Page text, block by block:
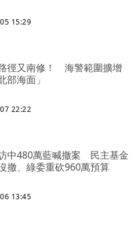
15:29
徑又南修！ 海警範圍擴增
部海面」
22:22
中480萬藍喊撤案 民主基金
撤、綠委重砍960萬預算
13:45